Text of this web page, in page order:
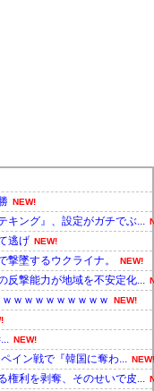
NEW!
キング』、設定がガチでぶ...
逃げ NEW!
撃墜するウクライナ。 NEW!
反撃能力が地域を不安定化...
ｗｗｗｗｗｗｗｗｗ NEW!
NEW!
イン戦で『韓国に奪わ... NEW!
権利を剥奪、そのせいで皮...